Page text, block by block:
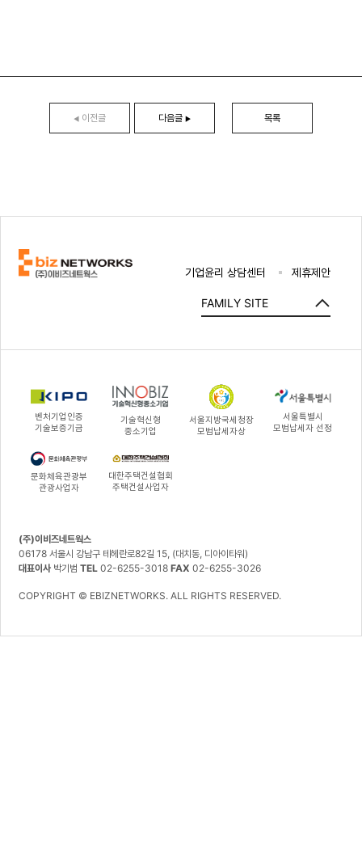
◀ 이전글 다음글 ▶ 목록
기업윤리 상담센터 제휴제안
FAMILY SITE
벤처기업인증
기술보증기금
기술혁신형
중소기업
서울지방국세청장
모범납세자상
서울특별시
모범납세자 선정
문화체육관광부
관광사업자
대한주택건설협회
주택건설사업자
(주)이비즈네트웍스
06178 서울시 강남구 테헤란로82길 15, (대치동, 디아이타워)
대표이사 박기범TEL 02-6255-3018FAX 02-6255-3026
COPYRIGHT © EBIZNETWORKS. ALL RIGHTS RESERVED.